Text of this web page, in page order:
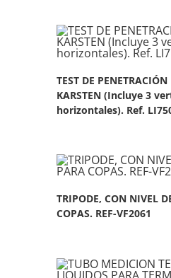
TEST DE
KARSTEN (Incluye 3
horizontales). Ref.
TRIPODE, CON NIVEL
COPAS. REF-VF2061